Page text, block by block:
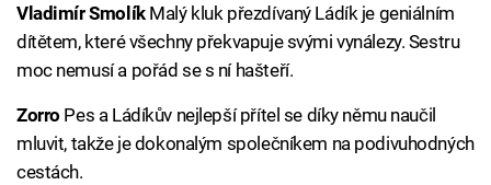
Vladimír SmolíkMalý kluk přezdívaný Ládík je geniálním
dítětem, které všechny překvapuje svými vynálezy. Sestru
moc nemusí a pořád se s ní hašteří.
Zorro Pes a Ládíkův nejlepší přítel se díky němu naučil
mluvit, takže je dokonalým společníkem na podivuhodných
cestách.